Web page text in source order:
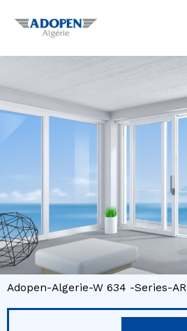
Adopen-Algerie-W 634 -Series-AR